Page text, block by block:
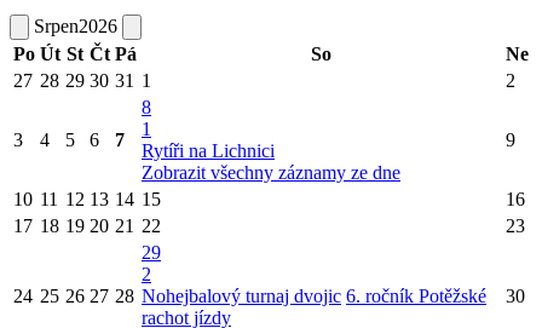
Srpen2026
Po Út St Čt Pá So
Ne
27 28 29 30 31 1 2
3 4 5 6 7
8
1
Rytíři na Lichnici
Zobrazit všechny záznamy ze dne
9
10 11 12 13 14 15
16
17 18 19 20 21 22 23
24 25 26 27 28
29
2
Nohejbalový turnaj dvojic 6. ročník Potěžské
rachot jízdy
30